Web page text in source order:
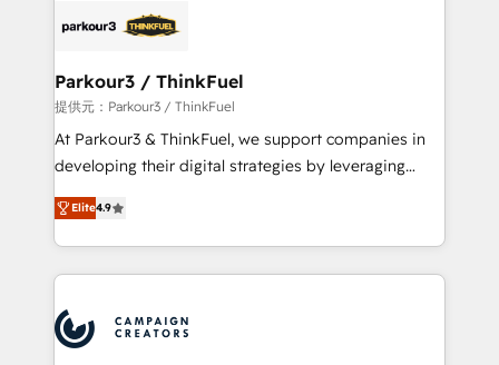
embark on a transformational journey that sets your
business up for long-term success. Unlock your
référencement, votre stratégie digitale et le pilotage
projet HubSpot avec DIGITALISIM : 🧽 Nettoyage,
migration et intégration des bases de données. 🚀
Développement des interfaces avec vos logiciels
métiers ⚙️ Configuration de la plateforme HubSpot
Book Process & Guidelines utilisateurs 🎓
Formations des utilisateurs
Parkour3 / ThinkFuel
提供元：Parkour3 / ThinkFuel
At Parkour3 & ThinkFuel, we support companies in
developing their digital strategies by leveraging
technologies and automating their marketing and
sales processes to generate growth. Our offer spans
from Strategy to Operations. We specialize in CRM
onboarding and implementation, web design, sales
extensive experience working with tech companies
and manufacturers since 2002, we are committed to
Elite4.9